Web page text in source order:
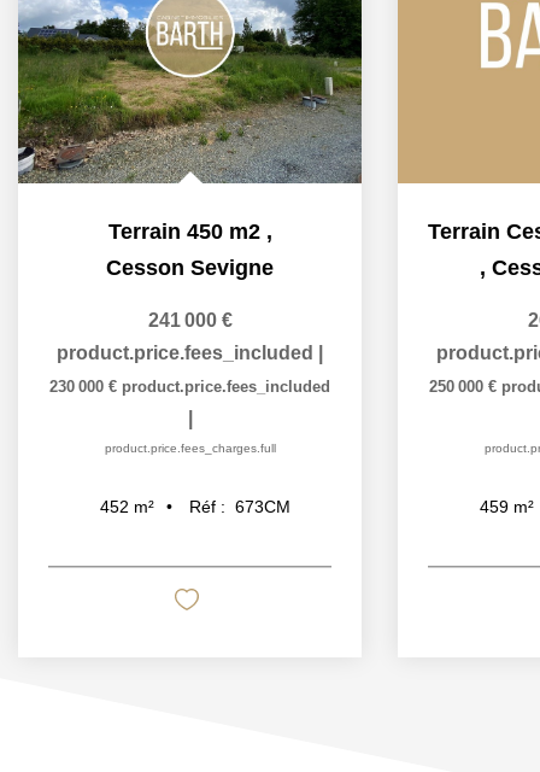
Terrain 450 m2 ,
Cesson Sevigne
241 000 €
product.price.fees_included
230 000 € product.price.fees_included
product.price.fees_charges.full
452 m² Réf : 673CM
,
250 000 €
459 m²